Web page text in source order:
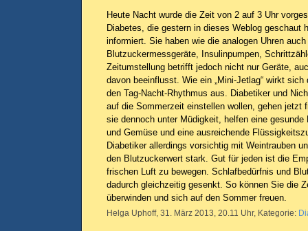
Heute Nacht wurde die Zeit von 2 auf 3 Uhr
Diabetes, die gestern in dieses Weblog geschaut
informiert. Sie haben wie die analogen Uhren auch
Blutzuckermessgeräte, Insulinpumpen,
Zeitumstellung betrifft jedoch nicht nur Geräte,
davon beeinflusst. Wie ein „Mini-Jetlag“ wirkt sich
den Tag-Nacht-Rhythmus aus. Diabetiker und
auf die Sommerzeit einstellen wollen, gehen jetzt
sie dennoch unter Müdigkeit, helfen eine
und Gemüse und eine ausreichende
Diabetiker allerdings vorsichtig mit Weintrauben
den Blutzuckerwert stark. Gut für jeden ist die
frischen Luft zu bewegen. Schlafbedürfnis und
dadurch gleichzeitig gesenkt. So können Sie die
überwinden und sich auf den Sommer freuen.
Helga Uphoff, 31. März 2013, 20.11 Uhr, Kategorie: